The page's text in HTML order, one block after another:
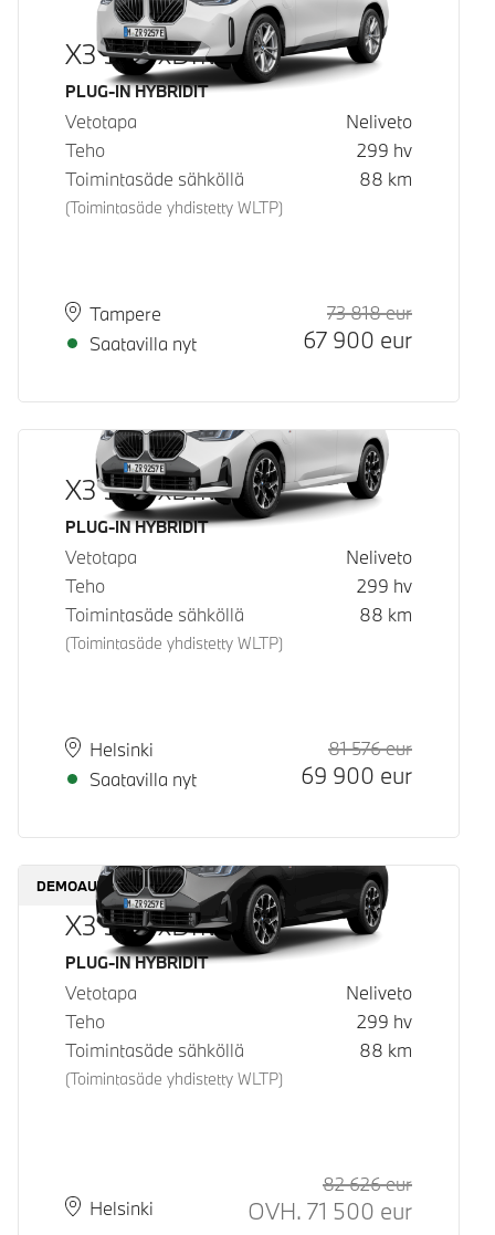
X3 30e xDrive
Käyttövoima
PLUG-IN HYBRIDIT
Vetotapa
Neliveto
Teho
299 hv
Toimintasäde sähköllä
(Toimintasäde yhdistetty WLTP)
88 km
Paikkakunta
Tampere
Toimitusaika
Saatavilla nyt
73 818eurHinta
67 900 eur
X3 30e xDrive
Käyttövoima
PLUG-IN HYBRIDIT
Vetotapa
Neliveto
Teho
299 hv
Toimintasäde sähköllä
(Toimintasäde yhdistetty WLTP)
88 km
Paikkakunta
Helsinki
Toimitusaika
Saatavilla nyt
81 576eurHinta
69 900 eur
DEMOAUTO
X3 30e xDrive
Käyttövoima
PLUG-IN HYBRIDIT
Vetotapa
Neliveto
Teho
299 hv
Toimintasäde sähköllä
(Toimintasäde yhdistetty WLTP)
88 km
Paikkakunta
Helsinki
Toimitusaika
82 626eurHinta
OVH. 71 500 eur